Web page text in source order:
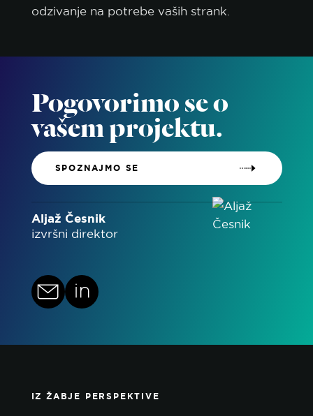
odzivanje na potrebe vaših strank.
Pogovorimo se o
vašem projektu.
SPOZNAJMO SE
Aljaž Česnik
izvršni direktor
IZ ŽABJE PERSPEKTIVE